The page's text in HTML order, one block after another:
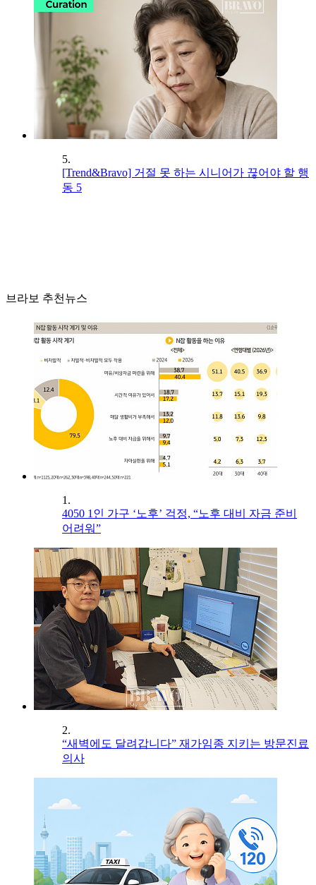
5.
[Trend&Bravo] 거절 못 하는 시니어가 끊어야 할 행
동 5
브라보 추천뉴스
1.
4050 1인 가구 ‘노후’ 걱정, “노후 대비 자금 준비
어려워”
2.
“새벽에도 달려갑니다” 재가임종 지키는 방문진료
의사